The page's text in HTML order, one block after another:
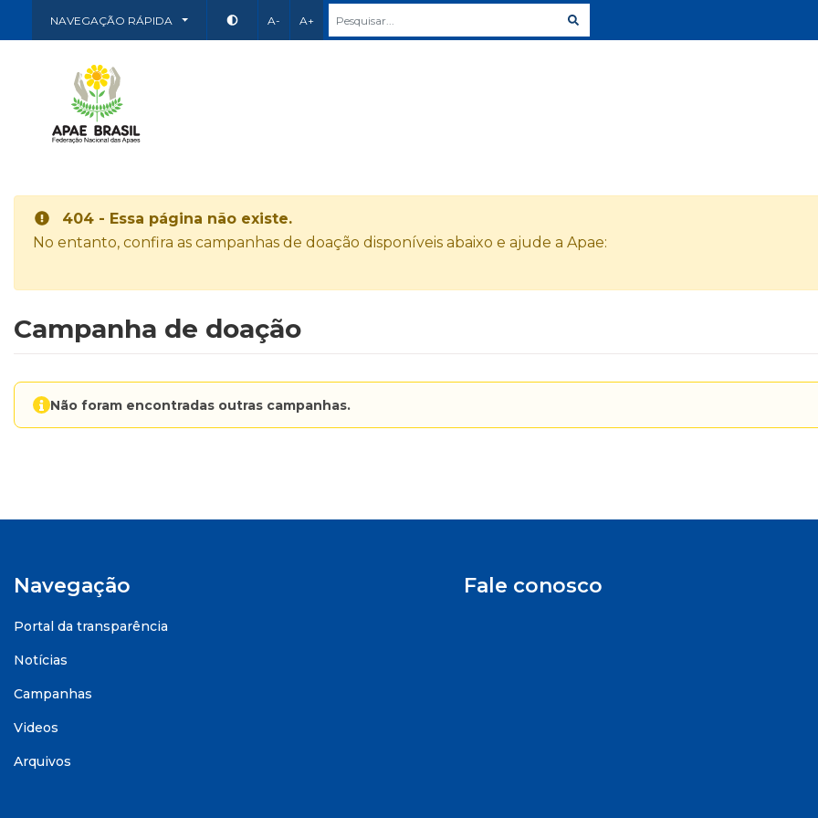
NAVEGAÇÃO RÁPIDA A- A+
404 - Essa página não existe.
No entanto, confira as campanhas de doação disponíveis abaixo e ajude a Apae:
Campanha de doação
Não foram encontradas outras campanhas.
Navegação
Portal da transparência
Notícias
Campanhas
Videos
Arquivos
Fale conosco